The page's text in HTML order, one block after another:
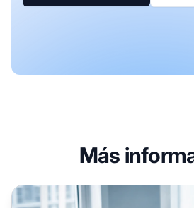
Más
Por qué elegir un nicho en el